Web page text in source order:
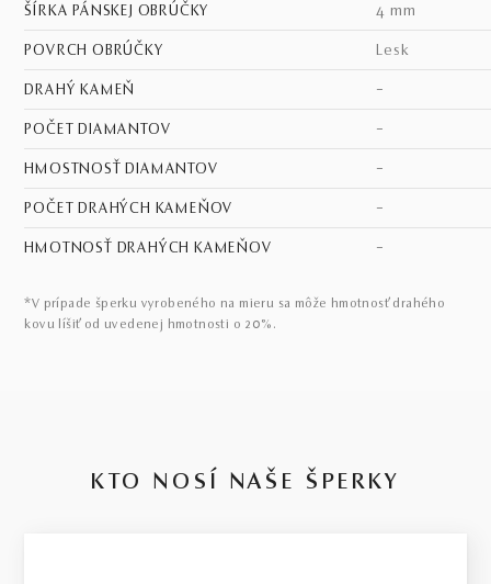
ŠÍRKA PÁNSKEJ OBRÚČKY 4 mm
POVRCH OBRÚČKY lesk
DRAHÝ KAMEŇ –
POČET DIAMANTOV –
HMOSTNOSŤ DIAMANTOV –
POČET DRAHÝCH KAMEŇOV –
HMOTNOSŤ DRAHÝCH KAMEŇOV –
*V prípade šperku vyrobeného na mieru sa môže hmotnosť drahého
kovu líšiť od uvedenej hmotnosti o 20%.
KTO NOSÍ NAŠE ŠPERKY